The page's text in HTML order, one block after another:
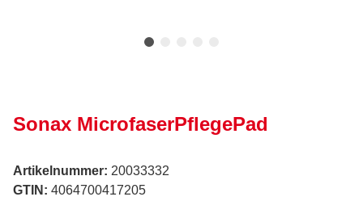
Sonax MicrofaserPflegePad
Artikelnummer: 20033332
GTIN: 4064700417205